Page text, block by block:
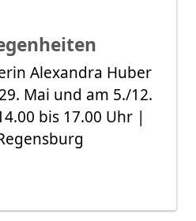
Alexandra Huber
Mai und am 5./12.
bis 17.00 Uhr |